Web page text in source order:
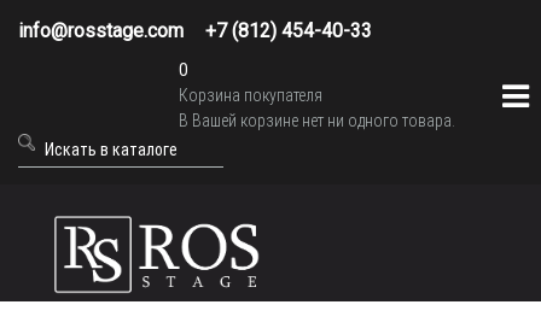
info@rosstage.com +7 (812) 454-40-33
0
Корзина покупателя
В Вашей корзине нет ни одного товара.